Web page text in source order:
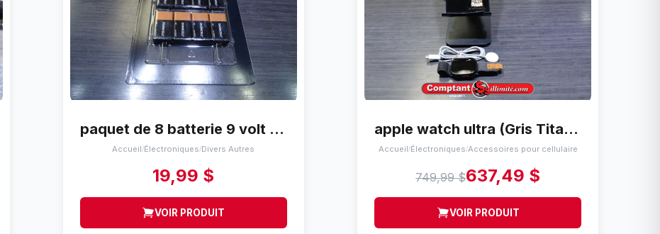
paquet de 8 batterie 9 volt duracell mars 2027
Accueil/Électroniques/Divers Autres
19,99 $
VOIR PRODUIT
apple watch ultra (Gris Titanium) mqf53vc/a
Accueil/Électroniques/Accessoires pour cellulaire
749,99 $637,49 $
VOIR PRODUIT